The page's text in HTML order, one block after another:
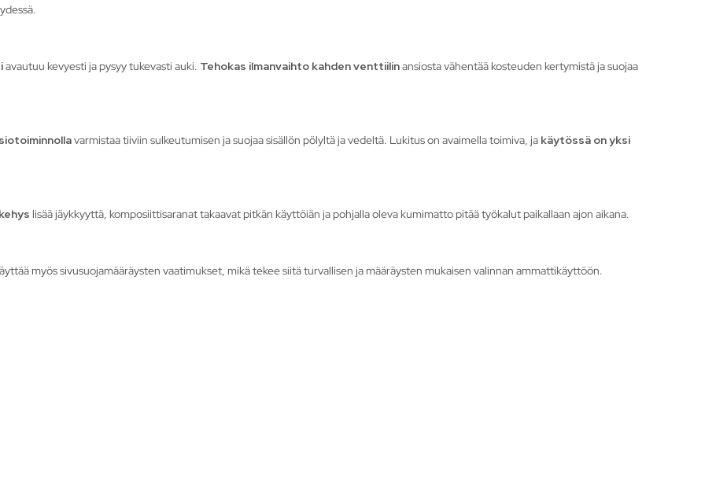
avautuu kevyesti ja pysyy tukevasti auki. Tehokas ilmanvaihto kahden venttiilinansiosta vähentää kosteuden kertymistä ja suojaa
varmistaa tiiviin sulkeutumisen ja suojaa sisällön pölyltä ja vedeltä. Lukitus on avaimella toimiva, ja käytössä on yksi
lisää jäykkyyttä, komposiittisaranat takaavat pitkän käyttöiän ja pohjalla oleva kumimatto pitää työkalut paikallaan ajon aikana.
myös sivusuojamääräysten vaatimukset, mikä tekee siitä turvallisen ja määräysten mukaisen valinnan ammattikäyttöön.